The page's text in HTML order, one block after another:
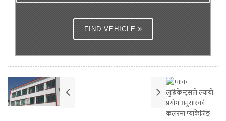
FIND VEHICLE